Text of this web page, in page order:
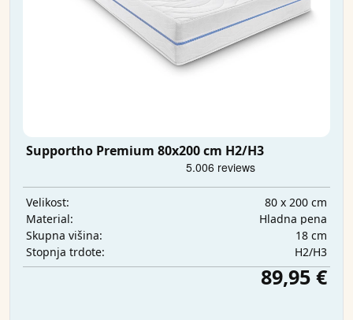
Supportho Premium 80x200 cm H2/H3
Velikost:
80 x 200 cm
Material:
Hladna pena
Skupna višina:
18 cm
Stopnja trdote:
H2/H3
89,95 €